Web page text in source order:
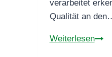
verarbeitet
Qualität an
WeiterlesenChina